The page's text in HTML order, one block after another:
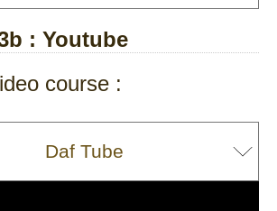
: Youtube
course :